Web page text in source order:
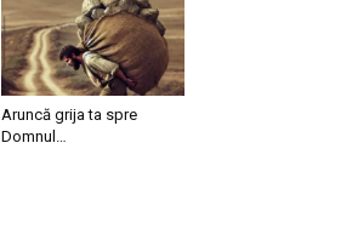
Aruncă grija ta spre
Domnul…